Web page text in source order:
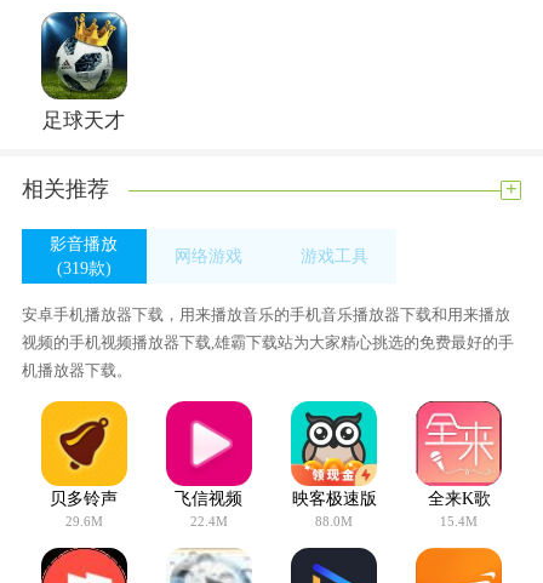
软件特色
1、紧贴潮流，收纳时下火热、流行的歌曲铃声，各种类
型，应有尽有;
2、专业音乐编辑每日更新热门铃声100+，我们只提供优质
3、铃声论坛， 铃声达人都在这里分享铃声，让你找到同
4、还可以给特别的联系人设置单独的来电铃声哟!
贝多铃声将会不断优化，只为给你更好、更流畅的应用体
验!期待与你一起创造更多好玩的铃声!
聆听世界的天籁，贝多铃声-手机铃声
v12.3.4
【更新内容】
1、功能调整；
2、UI界面优化；
3、已知BUG修复。
足球天才
相关推荐 +
影音播放
(319款)
网络游戏
游戏工具
安卓手机播放器下载，用来播放音乐的手机音乐播放器下载和用来播放
视频的手机视频播放器下载,雄霸下载站为大家精心挑选的免费最好的手
机播放器下载。
贝多铃声
29.6M
飞信视频
22.4M
映客极速版
88.0M
全来K歌
15.4M